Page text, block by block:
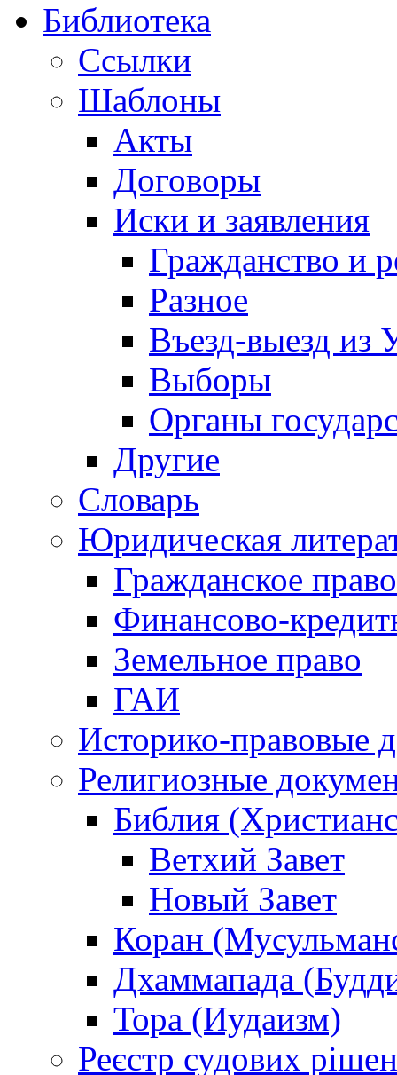
Библиотека
Ссылки
Шаблоны
Акты
Договоры
Иски и заявления
Гражданство и
Разное
Въезд-выезд из
Выборы
Органы
Другие
Словарь
Юридическая
Гражданское право
Финансово-
Земельное право
ГАИ
Историко-правовые
Религиозные
Библия
Ветхий Завет
Новый Завет
Коран
Дхаммапада
Тора (Иудаизм)
Реєстр судових